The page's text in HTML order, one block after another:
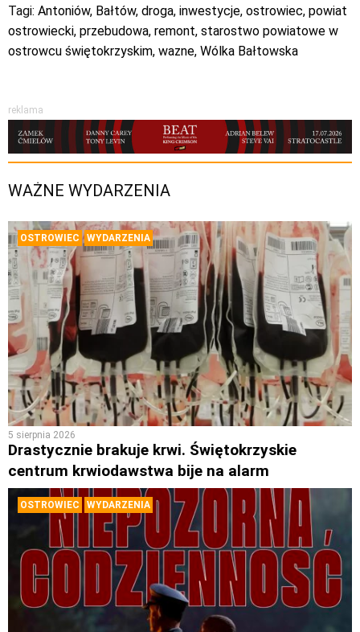
Tagi: Antoniów, Bałtów, droga, inwestycje, ostrowiec, powiat
ostrowiecki, przebudowa, remont, starostwo powiatowe w
ostrowcu świętokrzyskim, wazne, Wólka Bałtowska
reklama
WAŻNE WYDARZENIA
OSTROWIEC WYDARZENIA
5 sierpnia 2026
Drastycznie brakuje krwi. Świętokrzyskie
centrum krwiodawstwa bije na alarm
OSTROWIEC WYDARZENIA